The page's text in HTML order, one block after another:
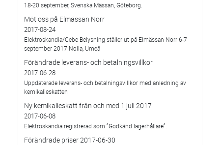
18-20 september, Svenska Mässan, Göteborg.
Möt oss på Elmässan Norr
2017-08-24
Elektroskandia/Cebe Belysning ställer ut på Elmässan Norr 6-7
september 2017 Nolia, Umeå
Förändrade leverans- och betalningsvillkor
2017-06-28
Uppdaterade leverans- och betalningsvillkor med anledning av
kemikalieskatten
Ny kemikalieskatt från och med 1 juli 2017
2017-06-08
Elektroskandia registrerad som ”Godkänd lagerhållare”.
Förändrade priser 2017-06-30